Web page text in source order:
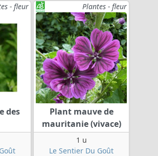
- fleur
des
Plantes - fleur
Plant mauve de
mauritanie (vivace)
1 u
Le Sentier Du Goût